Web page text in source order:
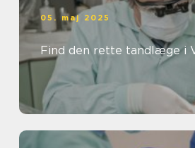
05. maj 2025
Find den rette tandlæge i